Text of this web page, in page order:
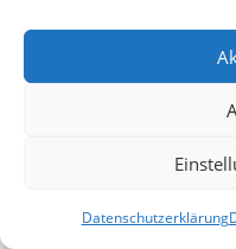
Datenschutzerklärung
gemeinen Wert ein
zur Anwendung kommen
im